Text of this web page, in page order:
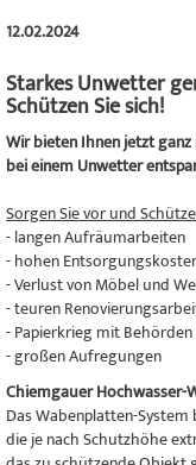
12.02.2024
Starkes Unwetter
Schützen Sie sich!
Wir bieten Ihnen jetzt
bei einem Unwetter
Sorgen Sie vor und
- langen Aufräumarbeiten
- hohen
- Verlust von Möbel und
- teuren
- Papierkrieg mit
- großen Aufregungen
Chiemgauer Hochwasser-
Das Wabenplatten-
die je nach Schutzhöhe